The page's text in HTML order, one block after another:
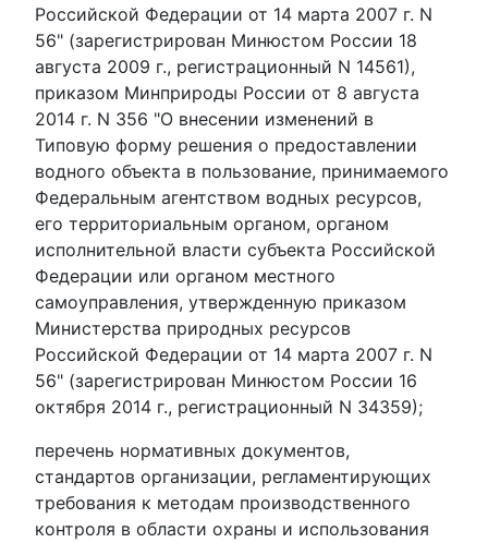
Российской Федерации от 14 марта 2007 г. N
56" (зарегистрирован Минюстом России 18
августа 2009 г., регистрационный N 14561),
приказом Минприроды России от 8 августа
2014 г. N 356 "О внесении изменений в
Типовую форму решения о предоставлении
водного объекта в пользование, принимаемого
Федеральным агентством водных ресурсов,
его территориальным органом, органом
исполнительной власти субъекта Российской
Федерации или органом местного
самоуправления, утвержденную приказом
Министерства природных ресурсов
Российской Федерации от 14 марта 2007 г. N
56" (зарегистрирован Минюстом России 16
октября 2014 г., регистрационный N 34359);
перечень нормативных документов,
стандартов организации, регламентирующих
требования к методам производственного
контроля в области охраны и использования